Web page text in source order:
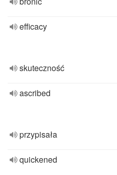
efficacy
skuteczność
ascribed
przypisała
quickened